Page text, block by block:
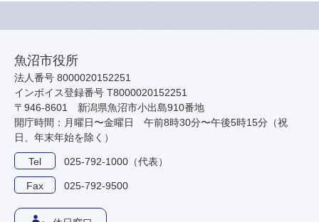
魚沼市役所
法人番号 8000020152251
インボイス登録番号 T8000020152251
〒946-8601 新潟県魚沼市小出島910番地
開庁時間：月曜日〜金曜日 午前8時30分〜午後5時15分（祝
日、年末年始を除く）
Tel 025-792-1000（代表）
Fax 025-792-9500